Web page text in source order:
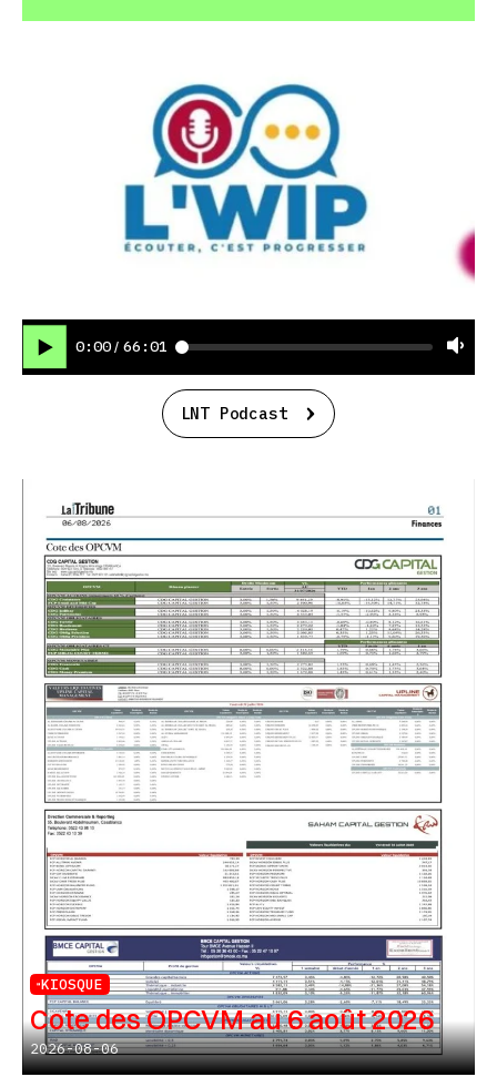
0:00 / 66:01
LNT Podcast
KIOSQUE
Cote des OPCVM au 6 août 2026
2026-08-06